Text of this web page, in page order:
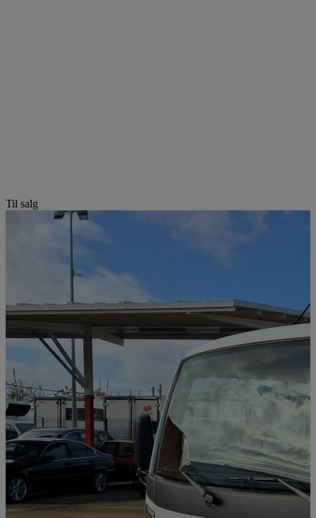
Til salg